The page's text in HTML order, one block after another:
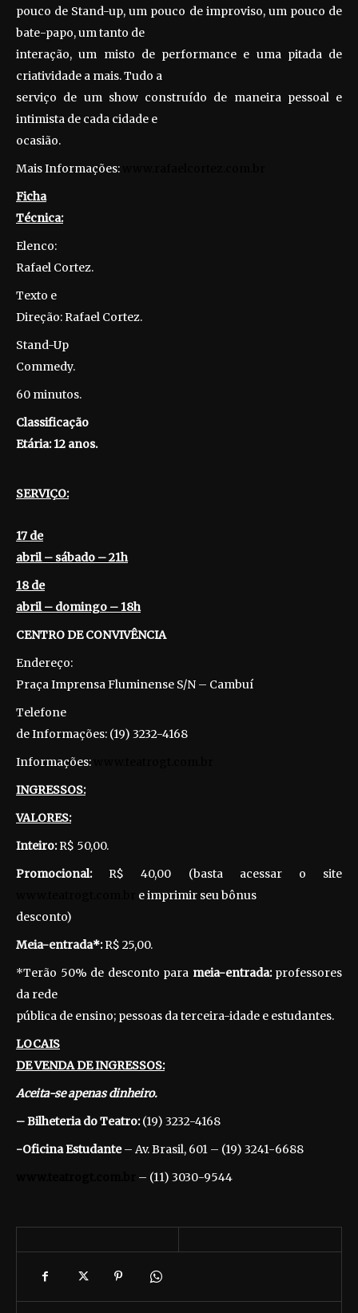
pouco de Stand-up, um pouco de improviso, um pouco de
bate-papo, um tanto de
interação, um misto de performance e uma pitada de
criatividade a mais. Tudo a
serviço de um show construído de maneira pessoal e
intimista de cada cidade e
ocasião.
Mais Informações:
Ficha
Técnica:
Elenco:
Rafael Cortez.
Texto e
Direção: Rafael Cortez.
Stand-Up
Commedy.
60 minutos.
Classificação
Etária: 12 anos.
SERVIÇO:
17 de
abril – sábado – 21h
18 de
abril – domingo – 18h
CENTRO DE CONVIVÊNCIA
Endereço:
Praça Imprensa Fluminense S/N – Cambuí
Telefone
de Informações: (19) 3232-4168
Informações:
INGRESSOS:
VALORES:
Inteiro:R$ 50,00.
Promocional: R$ 40,00 (basta acessar o site
e imprimir seu bônus
desconto)
Meia-entrada*:R$ 25,00.
*Terão 50% de desconto para meia-entrada:professores
da rede
pública de ensino; pessoas da terceira-idade e estudantes.
LOCAIS
DE VENDA DE INGRESSOS:
Aceita-se apenas dinheiro.
– Bilheteria do Teatro: (19) 3232-4168
-Oficina Estudante – Av. Brasil, 601 – (19) 3241-6688
– (11) 3030-9544